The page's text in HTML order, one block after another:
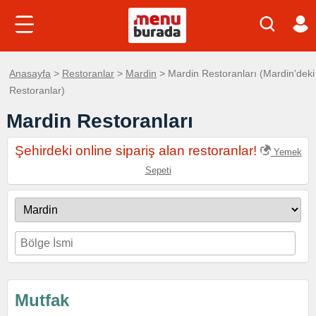
Anasayfa > Restoranlar > Mardin > Mardin Restoranları (Mardin'deki
Restoranlar)
Mardin Restoranları
Şehirdeki online sipariş alan restoranlar!
Yemek
Sepeti
Mutfak